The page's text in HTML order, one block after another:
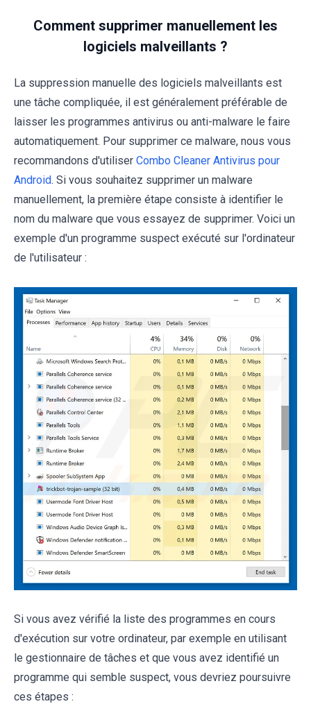
Comment supprimer manuellement les
logiciels malveillants ?
La suppression manuelle des logiciels malveillants est
une tâche compliquée, il est généralement préférable de
laisser les programmes antivirus ou anti-malware le faire
automatiquement. Pour supprimer ce malware, nous vous
recommandons d'utiliser Combo Cleaner Antivirus pour
Android. Si vous souhaitez supprimer un malware
manuellement, la première étape consiste à identifier le
nom du malware que vous essayez de supprimer. Voici un
exemple d'un programme suspect exécuté sur l'ordinateur
de l'utilisateur :
Si vous avez vérifié la liste des programmes en cours
d'exécution sur votre ordinateur, par exemple en utilisant
le gestionnaire de tâches et que vous avez identifié un
programme qui semble suspect, vous devriez poursuivre
ces étapes :